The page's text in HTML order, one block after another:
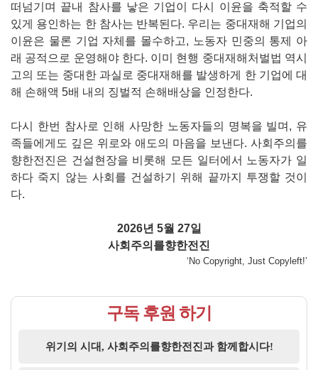
떠넘기며 끝내 참사를 낳은 기업이 다시 이윤을 축적할 수
있게 용인하는 한 참사는 반복된다. 우리는 중대재해 기업의
이윤은 물론 기업 자체를 몰수하고, 노동자 민중의 통제 아
래 공적으로 운영해야 한다. 이미 현행 중대재해처벌법 역시
고의 또는 중대한 과실로 중대재해를 발생하게 한 기업에 대
해 손해액 5배 내의 징벌적 손해배상을 인정한다.
다시 한번 참사로 인해 사망한 노동자들의 명복을 빌며, 유
족들에게도 깊은 위로와 애도의 마음을 보낸다. 사회주의를
향한전진은 건설현장을 비롯해 모든 일터에서 노동자가 일
하다 죽지 않는 사회를 건설하기 위해 끝까지 투쟁할 것이
다.
2026년 5월 27일
사회주의를향한전진
‘No Copyright, Just Copyleft!’
구독 후원 하기
위기의 시대, 사회주의를향한전진과 함께합시다!